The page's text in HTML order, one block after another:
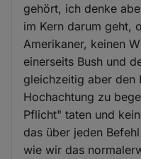
gehört, ich denke
im Kern darum geht,
Amerikaner, keinen
einerseits Bush und
gleichzeitig aber den
Hochachtung zu
Pflicht" taten und
das über jeden
wie wir das